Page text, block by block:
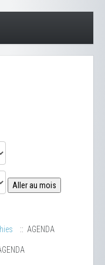
Aller au mois
:: AGENDA